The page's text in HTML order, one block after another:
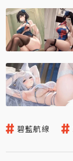
碧藍航線